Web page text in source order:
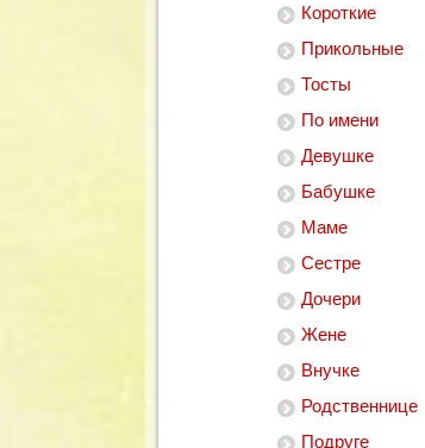
Короткие
Прикольные
Тосты
По имени
Девушке
Бабушке
Маме
Сестре
Дочери
Жене
Внучке
Родственнице
Подруге